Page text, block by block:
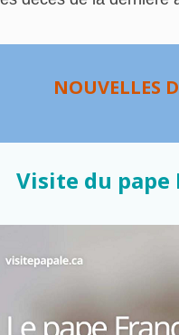
NOUVELLES
Visite du pape